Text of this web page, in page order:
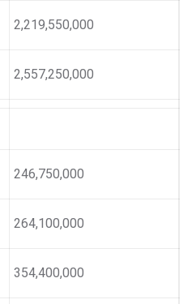
2,219,550,000
2,557,250,000
246,750,000
264,100,000
354,400,000